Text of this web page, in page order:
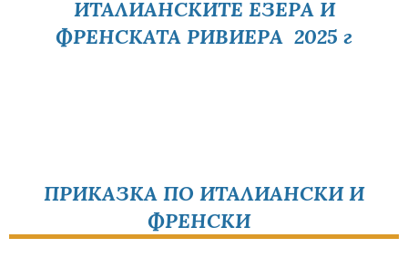
ИТАЛИАНСКИТЕ ЕЗЕРА И
ФРЕНСКАТА РИВИЕРА 2025 г
ПРИКАЗКА ПО ИТАЛИАНСКИ И
ФРЕНСКИ